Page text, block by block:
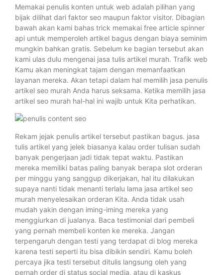
Memakai penulis konten untuk web adalah pilihan yang
bijak dilihat dari faktor seo maupun faktor visitor. Dibagian
bawah akan kami bahas trick memakai free article spinner
api untuk memperoleh artikel bagus dengan biaya seminim
mungkin bahkan gratis. Sebelum ke bagian tersebut akan
kami ulas dulu mengenai jasa tulis artikel murah. Trafik web
Kamu akan meningkat tajam dengan memanfaatkan
layanan mereka. Akan tetapi dalam hal memilih jasa penulis
artikel seo murah Anda harus seksama. Ketika memilih jasa
artikel seo murah hal-hal ini wajib untuk Kita perhatikan.
Rekam jejak penulis artikel tersebut pastikan bagus. jasa
tulis artikel yang jelek biasanya kalau order tulisan sudah
banyak pengerjaan jadi tidak tepat waktu. Pastikan
mereka memiliki batas paling banyak berapa slot orderan
per minggu yang sanggup dikerjakan, hal itu dilakukan
supaya nanti tidak menanti terlalu lama jasa artikel seo
murah menyelesaikan orderan Kita. Anda tidak usah
mudah yakin dengan iming-iming mereka yang
menggiurkan di jualanya. Baca testimonial dari pembeli
yang pernah membeli konten ke mereka. Jangan
terpengaruh dengan testi yang terdapat di blog mereka
karena testi seperti itu bisa dibikin sendiri. Kamu boleh
percaya jika testi tersebut ditulis langsung oleh yang
pernah order di status social media, atau di kaskus